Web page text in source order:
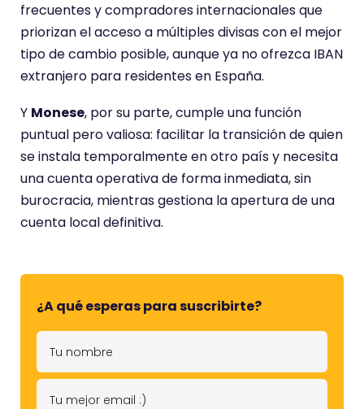
frecuentes y compradores internacionales que
priorizan el acceso a múltiples divisas con el mejor
tipo de cambio posible, aunque ya no ofrezca IBAN
extranjero para residentes en España.
Y Monese, por su parte, cumple una función
puntual pero valiosa: facilitar la transición de quien
se instala temporalmente en otro país y necesita
una cuenta operativa de forma inmediata, sin
burocracia, mientras gestiona la apertura de una
cuenta local definitiva.
¿A qué esperas para suscribirte?
T
n
T